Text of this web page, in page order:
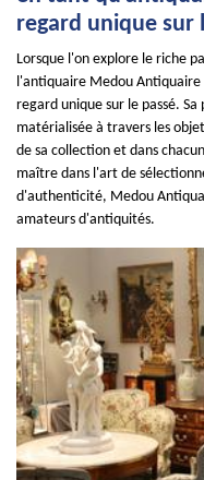
regard unique sur
Lorsque l'on explore le riche
l'antiquaire Medou
regard unique sur le passé.
matérialisée à travers les
de sa collection et dans
maître dans l'art de
d'authenticité, Medou
amateurs d'antiquités.